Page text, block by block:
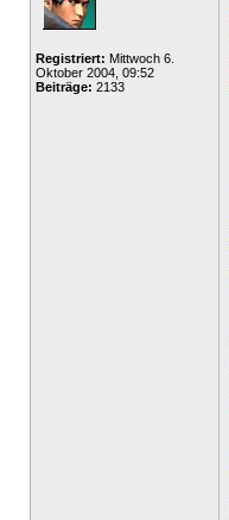
Registriert: Mittwoch 6.
Oktober 2004, 09:52
Beiträge: 2133